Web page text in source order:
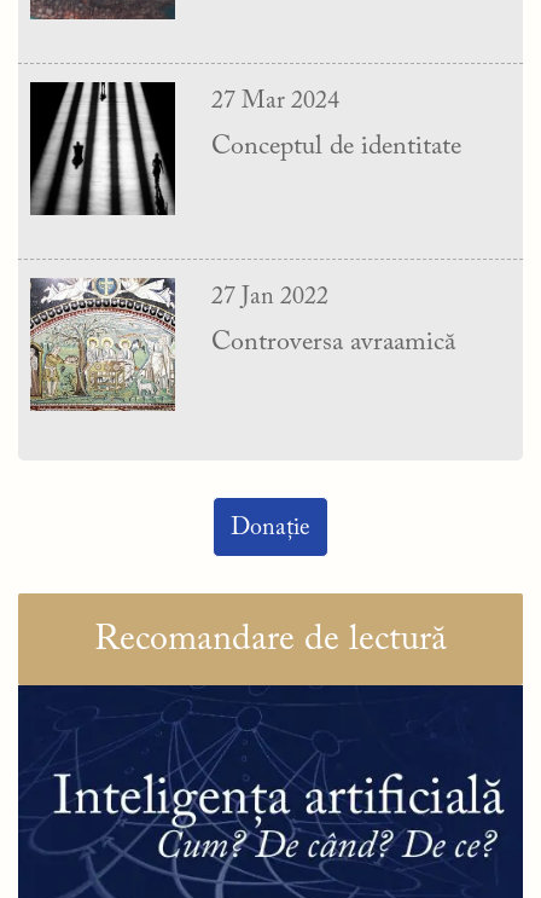
27 Mar 2024
Conceptul de identitate
27 Jan 2022
Controversa avraamică
Donație
Recomandare de lectură